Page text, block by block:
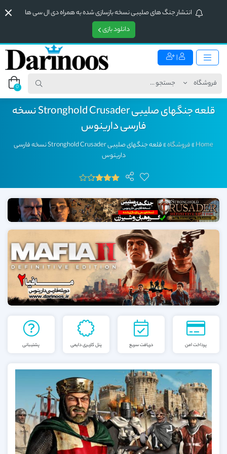
انتشار جنگ های صلیبی نسخه بازسازی شده به همراه دی ال سی ها
دانلود بازی
|
0
قلعه جنگهای صلیبی Stronghold Crusader نسخه
فارسی دارینوس
Home
»فروشگاه»
قلعه جنگهای صلیبی Stronghold Crusader نسخه فارسی
دارینوس
پرداخت امن دریافت سریع پنل کاربری دایمی پشتیبانی